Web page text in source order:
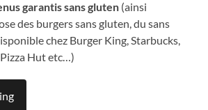
garantis sans gluten (ainsi
des burgers sans gluten, du sans
chez Burger King, Starbucks,
Hut etc…)